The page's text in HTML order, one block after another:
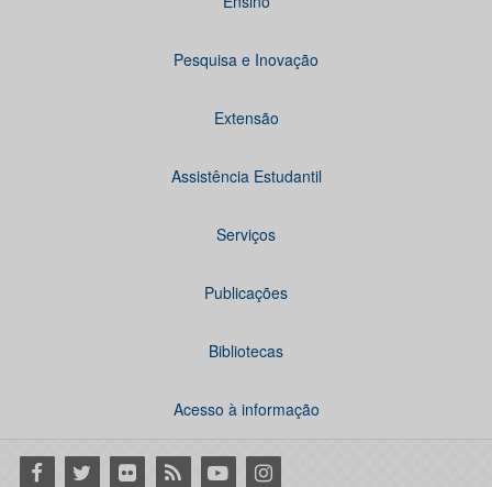
Pesquisa e Inovação
Extensão
Assistência Estudantil
Serviços
Publicações
Bibliotecas
Acesso à informação
Facebook
Twitter Flickr RSS YoutubeInstagram